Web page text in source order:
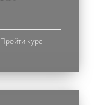
Пройти курс